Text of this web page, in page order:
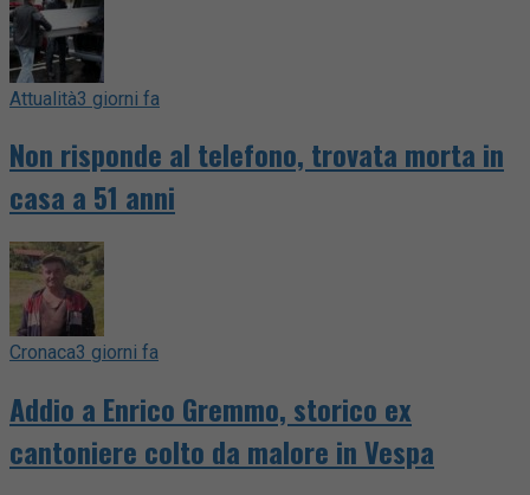
Attualità3 giorni fa
Non risponde al telefono, trovata morta in
casa a 51 anni
Cronaca3 giorni fa
Addio a Enrico Gremmo, storico ex
cantoniere colto da malore in Vespa